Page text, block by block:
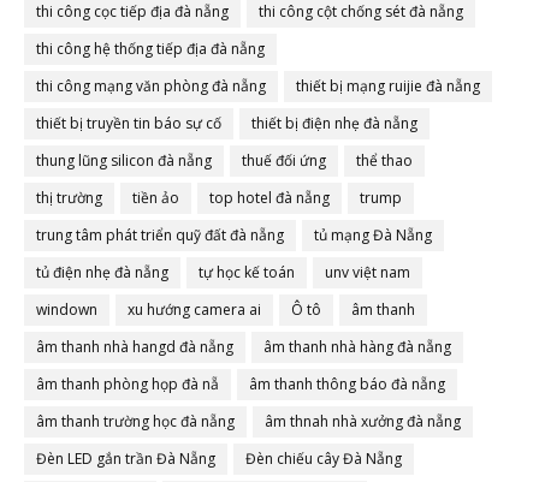
thi công cọc tiếp địa đà nẵng
thi công cột chống sét đà nẵng
thi công hệ thống tiếp địa đà nẵng
thi công mạng văn phòng đà nẵng
thiết bị mạng ruijie đà nẵng
thiết bị truyền tin báo sự cố
thiết bị điện nhẹ đà nẵng
thung lũng silicon đà nẵng
thuế đối ứng
thể thao
thị trường
tiền ảo top hotel đà nẵng
trump
trung tâm phát triển quỹ đất đà nẵng
tủ mạng Đà Nẵng
tủ điện nhẹ đà nẵng
tự học kế toán
unv việt nam
windown
xu hướng camera ai Ô tô
âm thanh
âm thanh nhà hangd đà nẵng
âm thanh nhà hàng đà nẵng
âm thanh phòng họp đà nẵ
âm thanh thông báo đà nẵng
âm thanh trường học đà nẵng
âm thnah nhà xưởng đà nẵng
Đèn LED gắn trần Đà Nẵng
Đèn chiếu cây Đà Nẵng